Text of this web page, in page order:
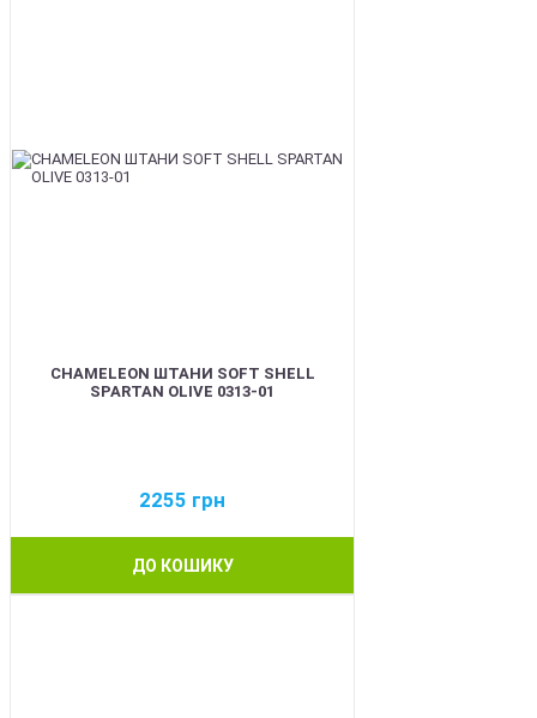
CHAMELEON ШТАНИ SOFT SHELL
SPARTAN OLIVE 0313-01
2255 грн
ДО КОШИКУ